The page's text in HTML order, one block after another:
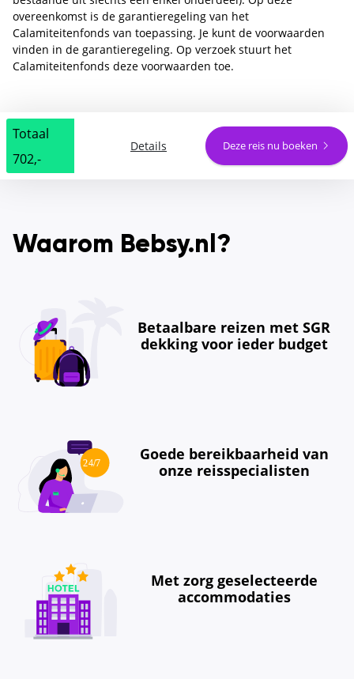
overeenkomst is de garantieregeling van het
Calamiteitenfonds van toepassing. Je kunt de voorwaarden
vinden in de garantieregeling. Op verzoek stuurt het
Calamiteitenfonds deze voorwaarden toe.
Totaal
702,-
Details Deze reis nu boeken
Waarom Bebsy.nl?
Betaalbare reizen met SGR
dekking voor ieder budget
Goede bereikbaarheid van
onze reisspecialisten
Met zorg geselecteerde
accommodaties